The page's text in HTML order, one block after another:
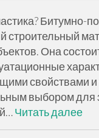
Битумно-
Она
свойствами
выбором
Читать далее